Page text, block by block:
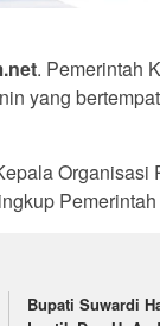
. Pemerintah
yang
Organisasi
Bupati Suwardi